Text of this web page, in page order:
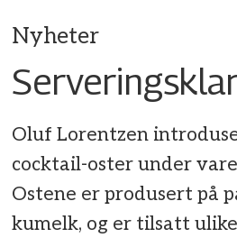
Nyheter
Oluf Lorentzen
cocktail-oster under
Ostene er produsert på
kumelk, og er tilsatt